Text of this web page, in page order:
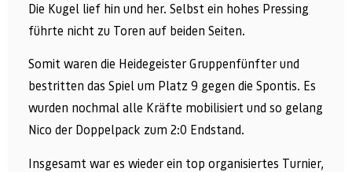
Die Kugel lief hin und her. Selbst ein hohes Pressing
führte nicht zu Toren auf beiden Seiten.
Somit waren die Heidegeister Gruppenfünfter und
bestritten das Spiel um Platz 9 gegen die Spontis. Es
wurden nochmal alle Kräfte mobilisiert und so gelang
Nico der Doppelpack zum 2:0 Endstand.
Insgesamt war es wieder ein top organisiertes Turnier,